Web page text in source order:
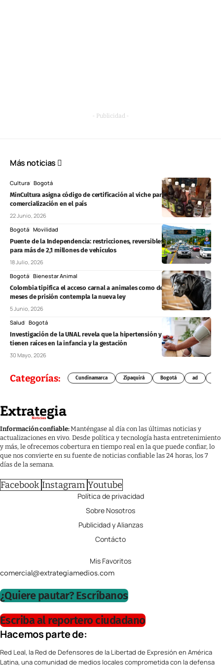
- Publicidad -
Más noticias
Cultura Bogotá
MinCultura asigna código de certificación al viche para formalizar su
comercialización en el país
22 Junio, 2026
Bogotá Movilidad
Puente de la Independencia: restricciones, reversibles y pico y placa
para más de 2,1 millones de vehículos
18 Julio, 2026
Bogotá Bienestar Animal
Colombia tipifica el acceso carnal a animales como delito: hasta 55
meses de prisión contempla la nueva ley
5 Junio, 2026
Salud Bogotá
Investigación de la UNAL revela que la hipertensión y la diabetes
tienen raíces en la infancia y la gestación
30 Mayo, 2026
Categorías: Cundinamarca Zipaquirá Bogotá ad
Información confiable:Manténgase al día con las últimas noticias y
actualizaciones en vivo. Desde política y tecnología hasta entretenimiento
y más, le ofrecemos cobertura en tiempo real en la que puede confiar, lo
que nos convierte en su fuente de noticias confiable las 24 horas, los 7
días de la semana.
Facebook Instagram Youtube
Política de privacidad
Sobre Nosotros
Publicidad y Alianzas
Contácto
Mis Favoritos
comercial@extrategiamedios.com
¿Quiere pautar? Escríbanos
Escriba al reportero ciudadano
Hacemos parte de:
Red Leal, la Red de Defensores de la Libertad de Expresión en América
Latina, una comunidad de medios locales comprometida con la defensa